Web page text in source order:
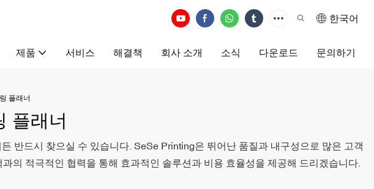
한국어
제품 서비스 해결책 회사 소개 소식 다운로드 문의하기
플래너
플래너
반드시 찾으실 수 있습니다. SeSe Printing은 뛰어난 품질과 내구성으로 많은 고객
의 적극적인 협력을 통해 효과적인 솔루션과 비용 효율성을 제공해 드리겠습니다.